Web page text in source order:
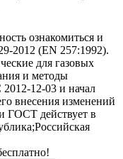
ознакомиться и
2012 (EN 257:1992).
для газовых
и методы
12-03 и начал
внесения изменений
ГОСТ действует в